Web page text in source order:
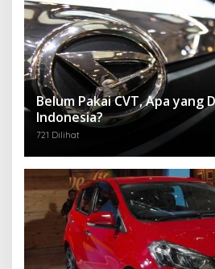
Belum Pakai CVT, Apa
Indonesia?
721 Dilihat